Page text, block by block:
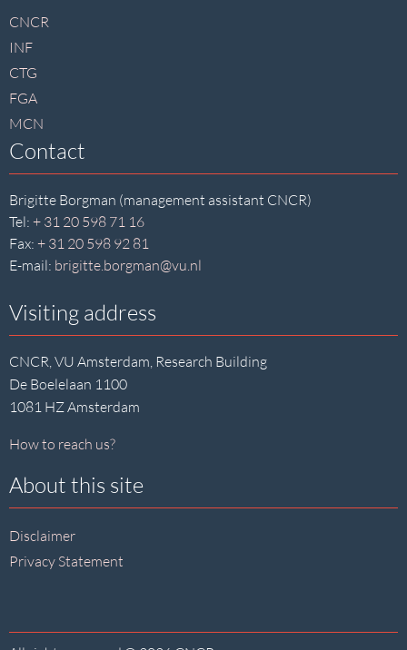
footer
CNCR
INF
CTG
FGA
MCN
Contact
Brigitte Borgman (management assistant CNCR)
Tel: + 31 20 598 71 16
Fax: + 31 20 598 92 81
E-mail: brigitte.borgman@vu.nl
Visiting address
CNCR, VU Amsterdam, Research Building
De Boelelaan 1100
1081 HZ Amsterdam
How to reach us?
About this site
Disclaimer
Privacy Statement